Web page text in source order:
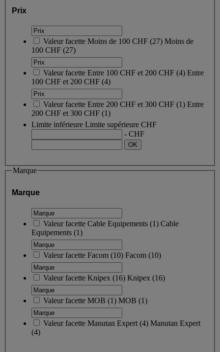
Prix
Valeur facette Moins de 100 CHF (27) Moins de
100 CHF (27)
Valeur facette Entre 100 CHF et 200 CHF (4) Entre
100 CHF et 200 CHF (4)
Valeur facette Entre 200 CHF et 300 CHF (1) Entre
200 CHF et 300 CHF (1)
Limite inférieure Limite supérieure CHF
- CHF
Marque
Marque
Valeur facette Cable Equipements (1) Cable
Equipements (1)
Valeur facette Facom (10) Facom (10)
Valeur facette Knipex (16) Knipex (16)
Valeur facette MOB (1) MOB (1)
Valeur facette Manutan Expert (4) Manutan Expert
(4)